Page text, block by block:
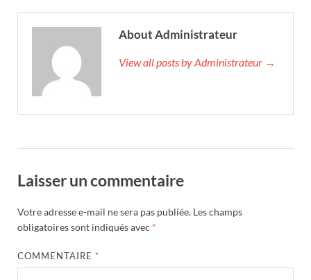
About Administrateur
View all posts by Administrateur →
Laisser un commentaire
Votre adresse e-mail ne sera pas publiée. Les champs
obligatoires sont indiqués avec *
COMMENTAIRE *